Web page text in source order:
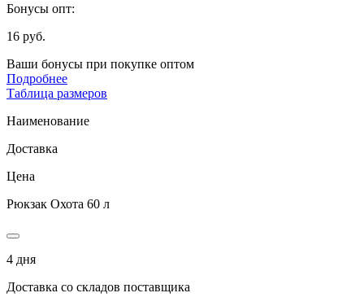
Бонусы опт:
16 руб.
Ваши бонусы при покупке оптом
Подробнее
Таблица размеров
Наименование
Доставка
Цена
Рюкзак Охота 60 л
4 дня
Доставка со складов поставщика